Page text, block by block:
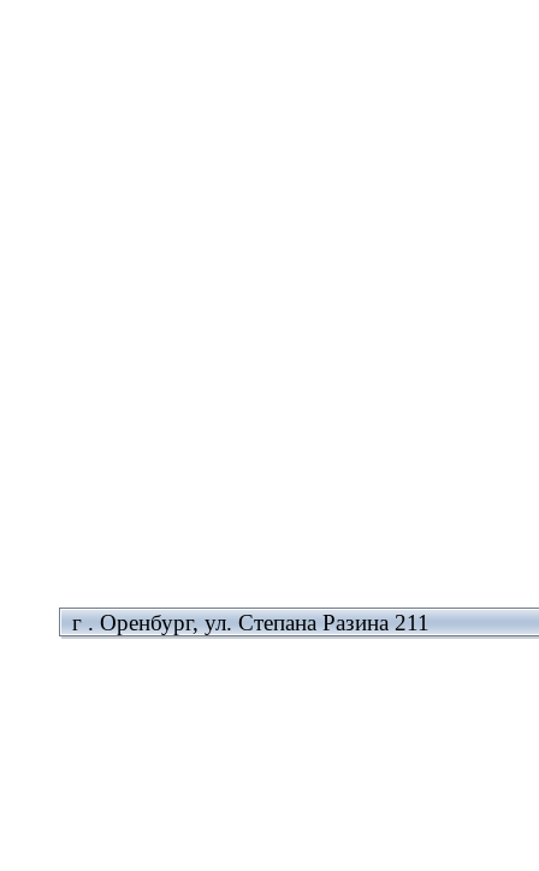
г . Оренбург, ул. Степана Разина 211